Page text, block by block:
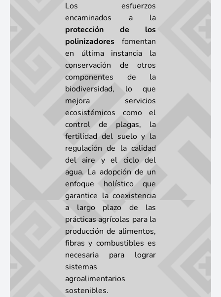
Los esfuerzos
encaminados a la
protección de los
polinizadores fomentan
en última instancia la
conservación de otros
componentes de la
biodiversidad, lo que
mejora servicios
ecosistémicos como el
control de plagas, la
fertilidad del suelo y la
regulación de la calidad
del aire y el ciclo del
agua. La adopción de un
enfoque holístico que
garantice la coexistencia
a largo plazo de las
prácticas agrícolas para la
producción de alimentos,
fibras y combustibles es
necesaria para lograr
sistemas
agroalimentarios
sostenibles.